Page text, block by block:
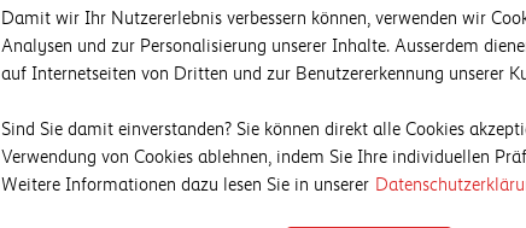
Damit wir Ihr Nutzererlebnis verbessern können, verwenden wir
Analysen und zur Personalisierung unserer Inhalte. Ausserdem
auf Internetseiten von Dritten und zur Benutzererkennung unserer
Sind Sie damit einverstanden? Sie können direkt alle Cookies
Verwendung von Cookies ablehnen, indem Sie Ihre individuellen
Weitere Informationen dazu lesen Sie in unserer